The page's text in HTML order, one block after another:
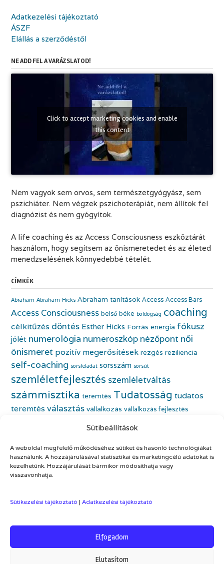
Sütibeállítások
A weboldal megfelelő működéséhez sütiket és hasonló technológiákat
használunk. A hozzájárulásával statisztikai és marketingcélú adatokat is
kezelhetünk. Hozzájárulását bármikor módosíthatja vagy
visszavonhatja.
Sütikezelési tájékoztató | Adatkezelési tájékoztató
Elfogadom
Elutasítom
Adatkezelési tájékoztató
ÁSZF
Elállás a szerződéstől
NE ADD FEL A VARÁZSLATOD!
Click to accept marketing cookies and enable
this content
Nem vagyok sem orvos, sem természetgyógyász, sem
pszichiáter. Nem végzek pszichoterápiát, nem állítok fel
diagnózist és nem gyógyítok.
A life coaching és az Access Consciousness eszköztárát
használom, hogy segítsem az önismeretedet és az életed
menedzselésének könnyedebbé tételét.
CÍMKÉK
Abraham Abraham-Hicks Abraham tanítások Access Access Bars
Access Consciousness belső béke boldogság coaching
célkitűzés döntés Esther Hicks Forrás energia fókusz
jólét numerológia numeroszkóp nézőpont női
önismeret pozitív megerősítések rezgés reziliencia
self-coaching sorsfeladat sorsszám sorsút
szemléletfejlesztés szemléletváltás
számmisztika teremtés Tudatosság tudatos
teremtés választás vállalkozás vállalkozás fejlesztés
önismeret önszeretet önértékelés
Theme byOut the Box